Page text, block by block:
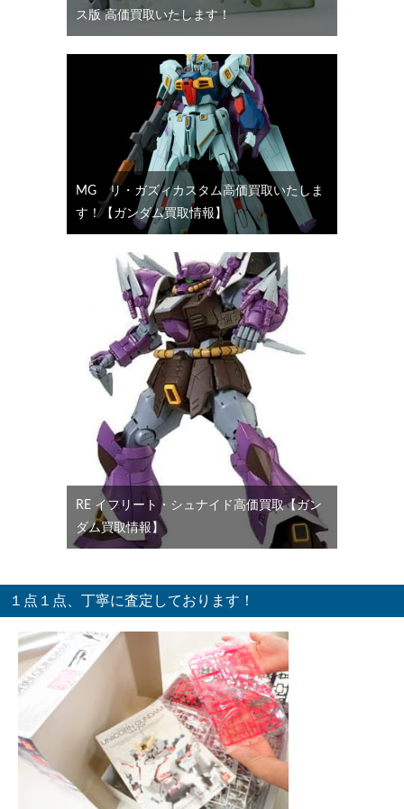
ス版 高価買取いたします！
MG リ・ガズィカスタム高価買取いたしま
す！【ガンダム買取情報】
RE イフリート・シュナイド高価買取【ガン
ダム買取情報】
１点１点、丁寧に査定しております！